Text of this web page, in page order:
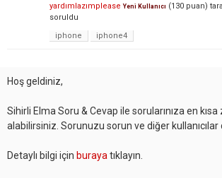
yardımlazımplease Yeni Kullanıcı (130 puan)
soruldu
iphone
iphone4
Hoş geldiniz,
Sihirli Elma Soru & Cevap ile sorularınıza en
alabilirsiniz. Sorunuzu sorun ve diğer kullanıcılar
Detaylı bilgi için buraya tıklayın.